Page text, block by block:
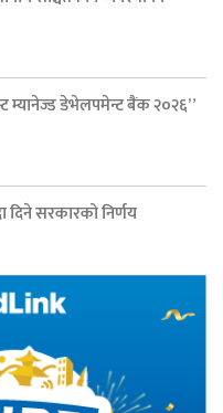
म्यानेज्ड डेभेलपमेन्ट बैंक २०२६”
दिने सरकारको निर्णय